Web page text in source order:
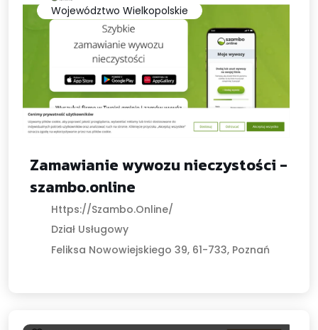
Województwo Wielkopolskie
Zamawianie wywozu nieczystości -
szambo.online
Https://szambo.online/
Dział Usługowy
Feliksa Nowowiejskiego 39, 61-733, Poznań